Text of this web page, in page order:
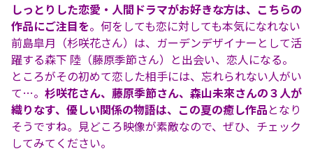
しっとりした恋愛・人間ドラマがお好きな方は、こちらの
作品にご注目を。何をしても恋に対しても本気になれない
前島皐月（杉咲花さん）は、ガーデンデザイナーとして活
躍する森下 陸（藤原季節さん）と出会い、恋人になる。
ところがその初めて恋した相手には、忘れられない人がい
て…。 杉咲花さん、藤原季節さん、森山未來さんの３人が
織りなす、優しい関係の物語は、この夏の癒し作品となり
そうですね。見どころ映像が素敵なので、ぜひ、チェック
してみてください。